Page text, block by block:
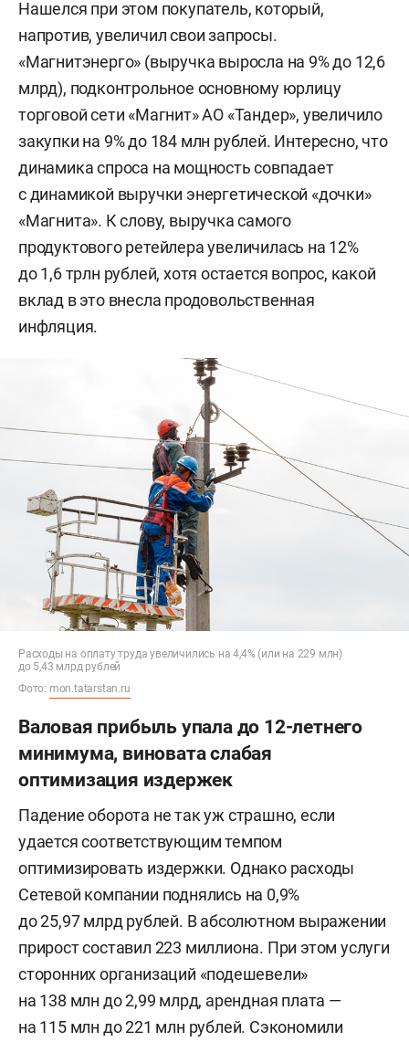
Нашелся при этом покупатель, который,
напротив, увеличил свои запросы.
«Магнитэнерго» (выручка выросла на 9% до 12,6
млрд), подконтрольное основному юрлицу
торговой сети «Магнит» АО «Тандер», увеличило
закупки на 9% до 184 млн рублей. Интересно, что
динамика спроса на мощность совпадает
с динамикой выручки энергетической «дочки»
«Магнита». К слову, выручка самого
продуктового ретейлера увеличилась на 12%
до 1,6 трлн рублей, хотя остается вопрос, какой
вклад в это внесла продовольственная
инфляция.
Расходы на оплату труда увеличились на 4,4% (или на 229 млн)
до 5,43 млрд рублей
Фото: mon.tatarstan.ru
Валовая прибыль упала до 12-летнего
минимума, виновата слабая
оптимизация издержек
Падение оборота не так уж страшно, если
удается соответствующим темпом
оптимизировать издержки. Однако расходы
Сетевой компании поднялись на 0,9%
до 25,97 млрд рублей. В абсолютном выражении
прирост составил 223 миллиона. При этом услуги
сторонних организаций «подешевели»
на 138 млн до 2,99 млрд, арендная плата —
на 115 млн до 221 млн рублей. Сэкономили